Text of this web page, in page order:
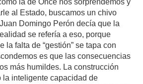
la de Once nos sorprendemos y
al Estado, buscamos un chivo
Domingo Perón decía que la
se refería a eso, porque
la falta de “gestión” se tapa con
es que las consecuencias
más humildes. La construcción
la inteligente capacidad de